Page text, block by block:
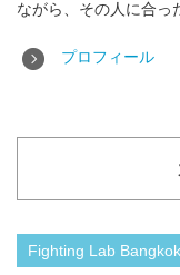
ながら、その人に合っ
プロフィール
Fighting Lab Bangkok